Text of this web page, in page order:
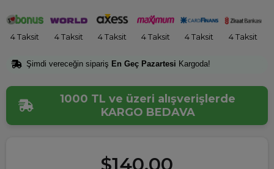
4 Taksit 4 Taksit 4 Taksit 4 Taksit 4 Taksit 4 Taksit
Şimdi vereceğin sipariş En Geç Pazartesi Kargoda!
1000 TL ve üzeri alışverişlerde
KARGO BEDAVA